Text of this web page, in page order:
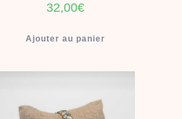
32,00€
Ajouter au panier